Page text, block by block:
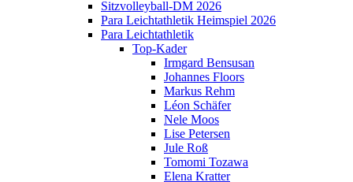
Sitzvolleyball-DM 2026
Para Leichtathletik Heimspiel 2026
Para Leichtathletik
Top-Kader
Irmgard Bensusan
Johannes Floors
Markus Rehm
Léon Schäfer
Nele Moos
Lise Petersen
Jule Roß
Tomomi Tozawa
Elena Kratter